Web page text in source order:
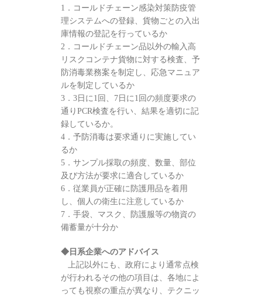
1．コールドチェーン感染対策防疫管
理システムへの登録、貨物ごとの入出
庫情報の登記を行っているか
2．コールドチェーン品以外の輸入高
リスクコンテナ貨物に対する検査、予
防消毒業務案を制定し、応急マニュア
ルを制定しているか
3．3日に1回、7日に1回の頻度要求の
通りPCR検査を行い、結果を適切に記
録しているか。
4．予防消毒は要求通りに実施してい
るか
5．サンプル採取の頻度、数量、部位
及び方法が要求に適合しているか
6．従業員が正確に防護用品を着用
し、個人の衛生に注意しているか
7．手袋、マスク、防護服等の物資の
備蓄量が十分か
◆日系企業へのアドバイス
上記以外にも、政府により通常点検
が行われるその他の項目は、各地によ
っても視察の重点が異なり、テクニッ